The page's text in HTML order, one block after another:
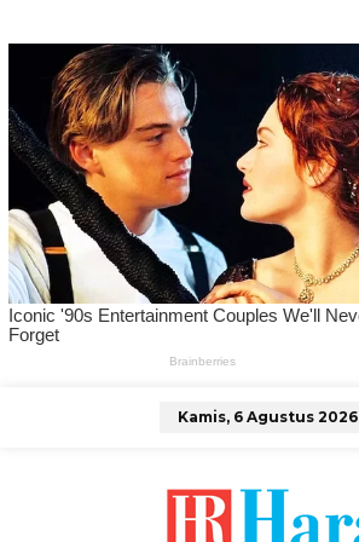
Kamis, 6 Agustus 2026